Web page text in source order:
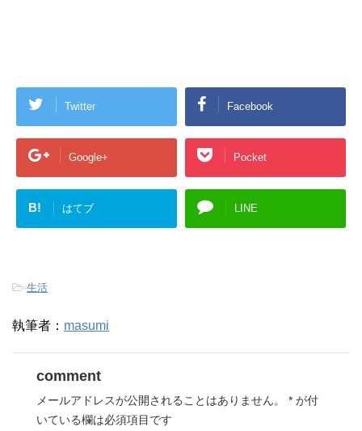
Twitter Facebook
Google+ Pocket
B! はてブ LINE
-生活
執筆者： masumi
comment
メールアドレスが公開されることはありません。 * が付
いている欄は必須項目です